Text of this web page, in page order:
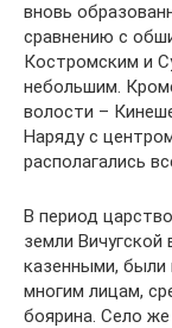
вновь
сравнению с
Костромским и
небольшим.
волости –
Наряду с
располагались
В период
земли
казенными, были
многим лицам,
боярина. Село